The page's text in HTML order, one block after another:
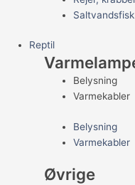
Saltvandsfisk
Reptil
Belysning
Varmekabler
Belysning
Varmekabler
Øvrige